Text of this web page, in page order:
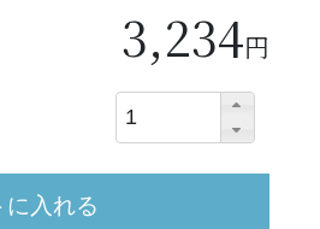
3,234円